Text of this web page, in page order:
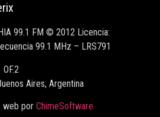
99.1 FM © 2012 Licencia:
99.1 MHz – LRS791
Aires, Argentina
web por ChimeSoftware